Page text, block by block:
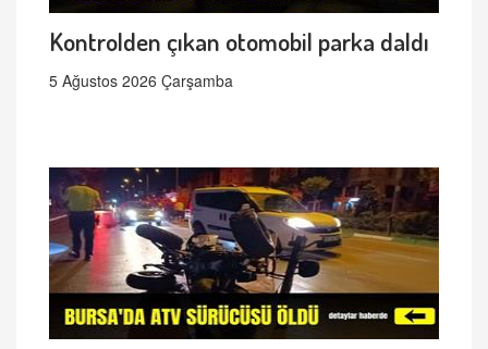
Kontrolden çıkan otomobil parka daldı
5 Ağustos 2026 Çarşamba